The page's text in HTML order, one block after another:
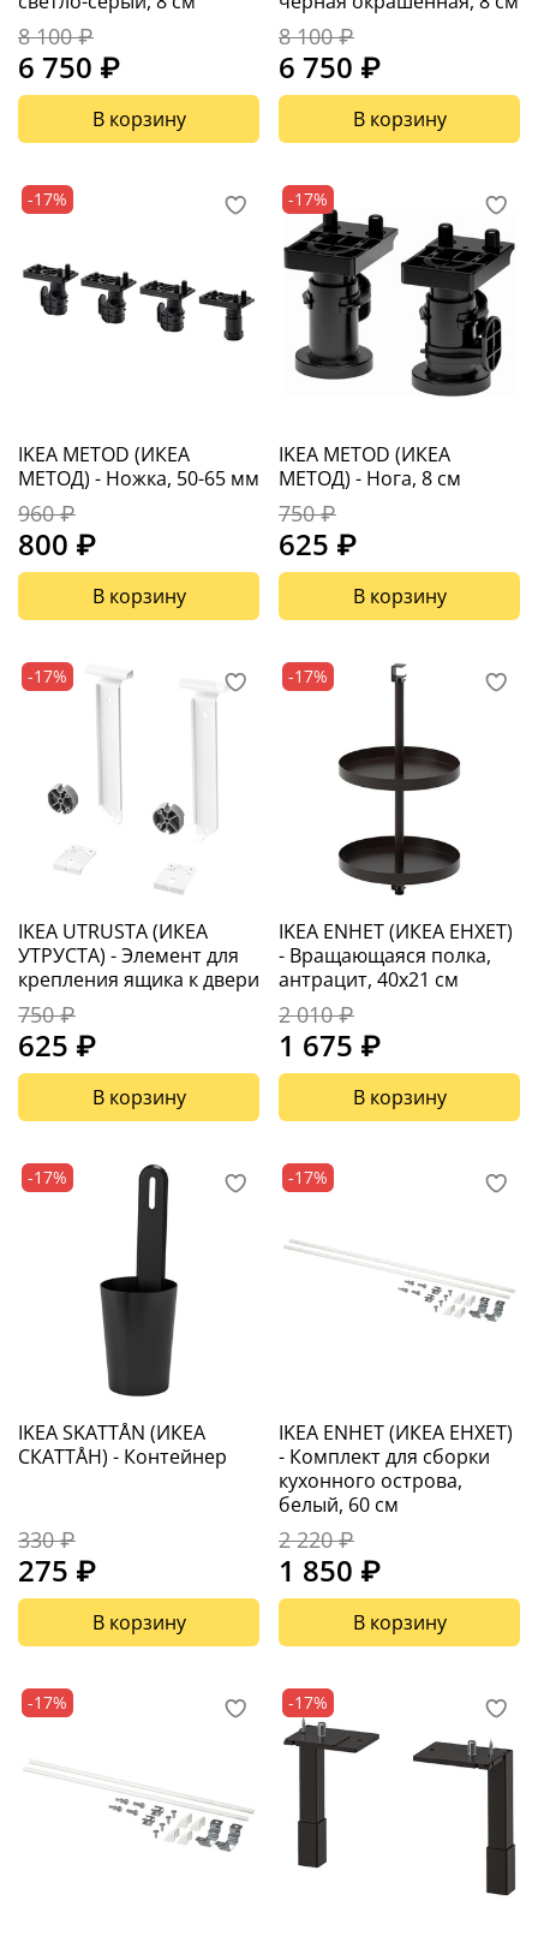
8 100 ₽
6 750 ₽
В корзину
8 100 ₽
6 750 ₽
В корзину
-17%
IKEA METOD (ИКЕА
МЕТОД) - Ножка, 50-65 мм
960 ₽
800 ₽
В корзину
-17%
IKEA METOD (ИКЕА
МЕТОД) - Нога, 8 см
750 ₽
625 ₽
В корзину
-17%
IKEA UTRUSTA (ИКЕА
УТРУСТА) - Элемент для
крепления ящика к двери
750 ₽
625 ₽
В корзину
-17%
IKEA ENHET (ИКЕА ЕНХЕТ)
- Вращающаяся полка,
антрацит, 40x21 см
2 010 ₽
1 675 ₽
В корзину
-17%
IKEA SKATTÅN (ИКЕА
СКАТТÅН) - Контейнер
330 ₽
275 ₽
В корзину
-17%
IKEA ENHET (ИКЕА ЕНХЕТ)
- Комплект для сборки
кухонного острова,
белый, 60 см
2 220 ₽
1 850 ₽
В корзину
-17% -17%